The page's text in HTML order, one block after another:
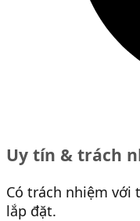
Uy tín & trách
Có trách nhiệm với
lắp đặt.